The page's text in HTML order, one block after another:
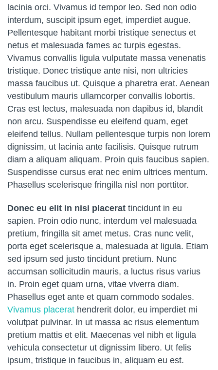
lacinia orci. Vivamus id tempor leo. Sed non odio
interdum, suscipit ipsum eget, imperdiet augue.
Pellentesque habitant morbi tristique senectus et
netus et malesuada fames ac turpis egestas.
Vivamus convallis ligula vulputate massa venenatis
tristique. Donec tristique ante nisi, non ultricies
massa faucibus ut. Quisque a pharetra erat. Aenean
vestibulum mauris ullamcorper convallis lobortis.
Cras est lectus, malesuada non dapibus id, blandit
non arcu. Suspendisse eu eleifend quam, eget
eleifend tellus. Nullam pellentesque turpis non lorem
dignissim, ut lacinia ante facilisis. Quisque rutrum
diam a aliquam aliquam. Proin quis faucibus sapien.
Suspendisse cursus erat nec enim ultrices mentum.
Phasellus scelerisque fringilla nisl non porttitor.
Donec eu elit in nisi placerat tincidunt in eu
sapien. Proin odio nunc, interdum vel malesuada
pretium, fringilla sit amet metus. Cras nunc velit,
porta eget scelerisque a, malesuada at ligula. Etiam
sed ipsum sed justo tincidunt pretium. Nunc
accumsan sollicitudin mauris, a luctus risus varius
in. Proin eget quam urna, vitae viverra diam.
Phasellus eget ante et quam commodo sodales.
Vivamus placerat hendrerit dolor, eu imperdiet mi
volutpat pulvinar. In ut massa ac risus elementum
pretium mattis et elit. Maecenas vel nibh et ligula
vehicula consectetur ut dignissim libero. Ut felis
ipsum, tristique in faucibus in, aliquam eu est.